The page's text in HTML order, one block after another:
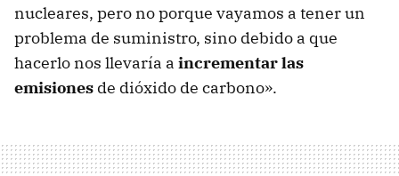
nucleares, pero no porque vayamos a tener un
problema de suministro, sino debido a que
hacerlo nos llevaría a incrementar las
emisiones de dióxido de carbono».